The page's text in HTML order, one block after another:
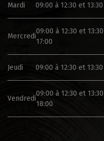
Mardi 09:00 à 12:30 et
Mercredi
09:00 à 12:30 et
17:00
Jeudi 09:00 à 12:30 et
Vendredi
09:00 à 12:30 et
18:00